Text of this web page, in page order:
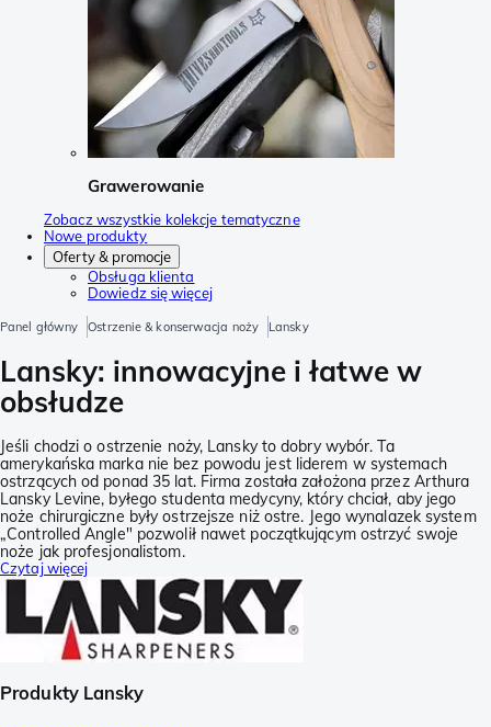
Grawerowanie
Zobacz wszystkie kolekcje tematyczne
Nowe produkty
Oferty & promocje
Obsługa klienta
Dowiedz się więcej
Panel główny Ostrzenie & konserwacja noży Lansky
Lansky: innowacyjne i łatwe w
obsłudze
Jeśli chodzi o ostrzenie noży, Lansky to dobry wybór. Ta
amerykańska marka nie bez powodu jest liderem w systemach
ostrzących od ponad 35 lat. Firma została założona przez Arthura
Lansky Levine, byłego studenta medycyny, który chciał, aby jego
noże chirurgiczne były ostrzejsze niż ostre. Jego wynalazek system
„Controlled Angle" pozwolił nawet początkującym ostrzyć swoje
noże jak profesjonalistom.
Czytaj więcej
Produkty Lansky